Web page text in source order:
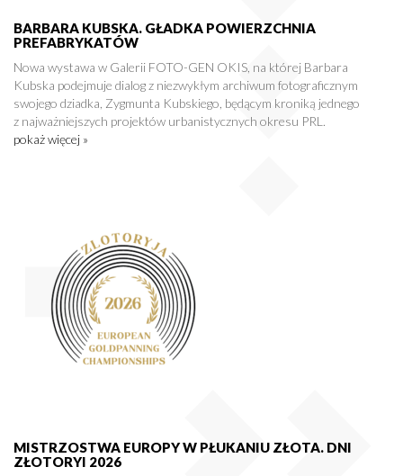
BARBARA KUBSKA. GŁADKA POWIERZCHNIA
PREFABRYKATÓW
Nowa wystawa w Galerii FOTO-GEN OKIS, na której Barbara
Kubska podejmuje dialog z niezwykłym archiwum fotograficznym
swojego dziadka, Zygmunta Kubskiego, będącym kroniką jednego
z najważniejszych projektów urbanistycznych okresu PRL.
pokaż więcej »
MISTRZOSTWA EUROPY W PŁUKANIU ZŁOTA. DNI
ZŁOTORYI 2026